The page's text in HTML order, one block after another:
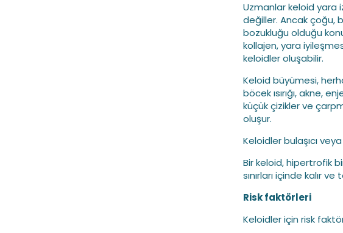
Uzmanlar keloid yara
değiller. Ancak çoğu,
bozukluğu olduğu
kollajen, yara
keloidler oluşabilir.
Keloid büyümesi,
böcek ısırığı, akne,
küçük çizikler ve
oluşur.
Keloidler bulaşıcı
Bir keloid, hipertrofik
sınırları içinde kalır
Risk faktörleri
Keloidler için risk